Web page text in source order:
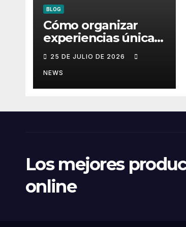
BLOG
Cómo organizar
experiencias únicas
con plataformas
flotantes para
eventos
25 DE JULIO DE 2026
NEWS
Los mejores
online